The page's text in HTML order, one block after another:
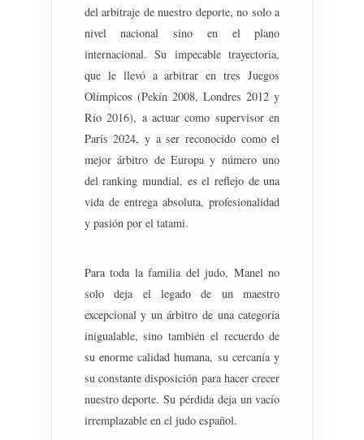
del arbitraje de nuestro deporte, no solo a
nivel nacional sino en el plano
internacional. Su impecable trayectoria,
que le llevó a arbitrar en tres Juegos
Olímpicos (Pekín 2008, Londres 2012 y
Río 2016), a actuar como supervisor en
París 2024, y a ser reconocido como el
mejor árbitro de Europa y número uno
del ranking mundial, es el reflejo de una
vida de entrega absoluta, profesionalidad
y pasión por el tatami.
Para toda la familia del judo, Manel no
solo deja el legado de un maestro
excepcional y un árbitro de una categoría
inigualable, sino también el recuerdo de
su enorme calidad humana, su cercanía y
su constante disposición para hacer crecer
nuestro deporte. Su pérdida deja un vacío
irremplazable en el judo español.